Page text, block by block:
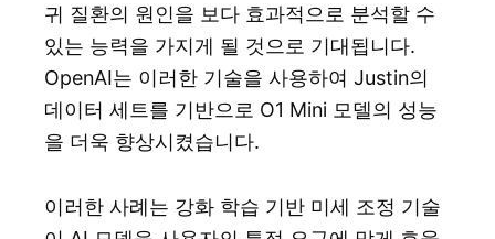
귀 질환의 원인을 보다 효과적으로 분석할 수
있는 능력을 가지게 될 것으로 기대됩니다.
OpenAI는 이러한 기술을 사용하여 Justin의
데이터 세트를 기반으로 O1 Mini 모델의 성능
을 더욱 향상시켰습니다.
이러한 사례는 강화 학습 기반 미세 조정 기술